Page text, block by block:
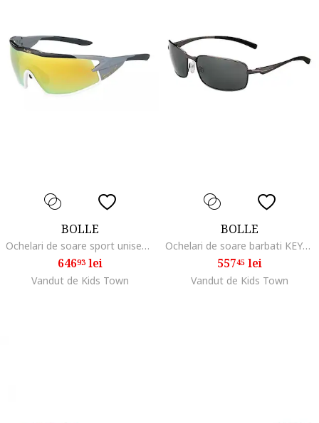
BOLLE
Ochelari de soare sport unisex B-ROCK PRO 12629
64693lei
Vandut de Kids Town
BOLLE
Ochelari de soare barbati KEYWEST 12117 61mm
55745lei
Vandut de Kids Town